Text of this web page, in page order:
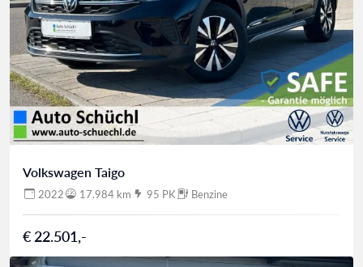
Volkswagen Taigo
2022 17.984 km 95 PK Benzine
€ 22.501,-